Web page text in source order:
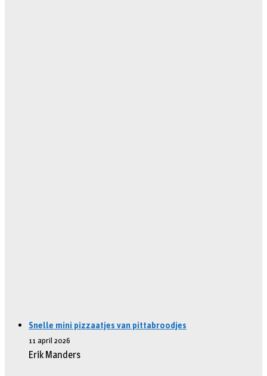
Snelle mini pizzaatjes van pittabroodjes
11 april 2026
Erik Manders